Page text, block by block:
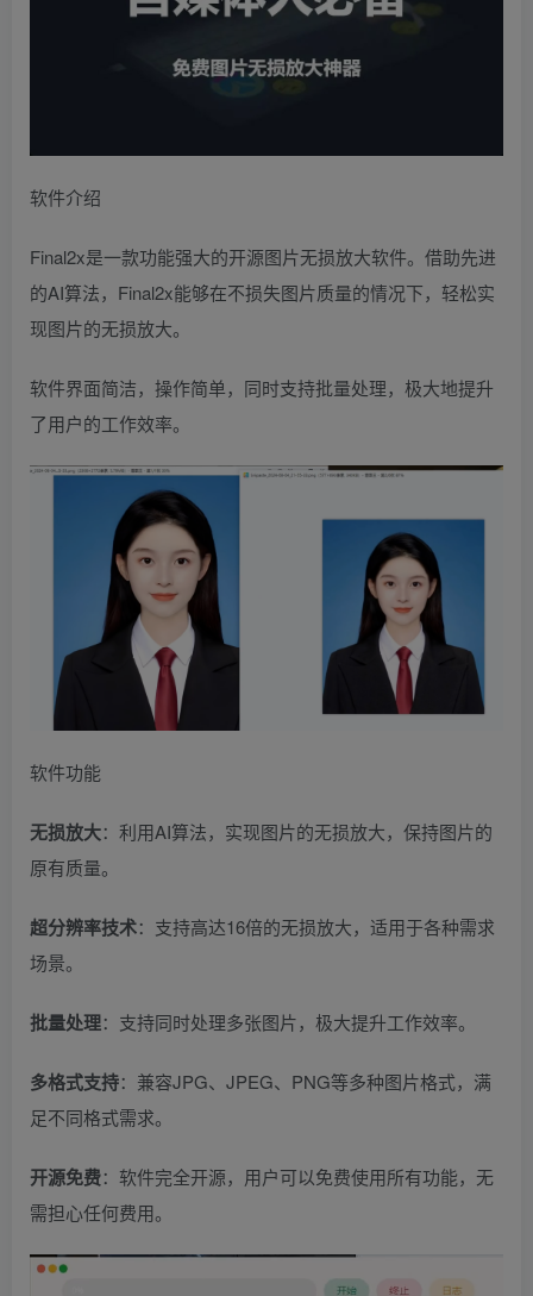
软件介绍
Final2x是一款功能强大的开源图片无损放大软件。借助先进
的AI算法，Final2x能够在不损失图片质量的情况下，轻松实
现图片的无损放大。
软件界面简洁，操作简单，同时支持批量处理，极大地提升
了用户的工作效率。
软件功能
无损放大：利用AI算法，实现图片的无损放大，保持图片的
原有质量。
超分辨率技术：支持高达16倍的无损放大，适用于各种需求
场景。
批量处理：支持同时处理多张图片，极大提升工作效率。
多格式支持：兼容JPG、JPEG、PNG等多种图片格式，满
足不同格式需求。
开源免费：软件完全开源，用户可以免费使用所有功能，无
需担心任何费用。